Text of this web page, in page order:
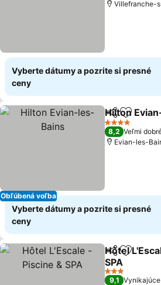
Villefranche-
Vyberte dátumy a pozrite si presné
ceny
Obľúbená voľba
ZdieľaťPridať
Hilton
4 Počet
8,2 Veľmi
Evian-les-
Vyberte dátumy a pozrite si presné
ceny
ZdieľaťPridať
Hôtel
SPA
Zobraziť
3 Počet
9,1 Vynikajúce